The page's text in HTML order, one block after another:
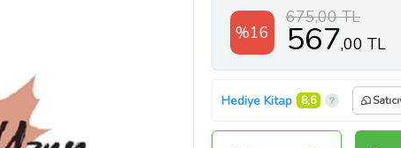
%16
675,00 TL
567,00 TL
Hediye Kitap 8,6